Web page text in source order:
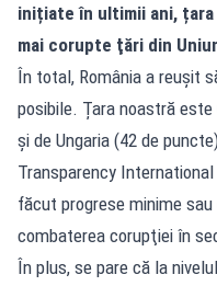
inițiate în ultimii ani,
mai corupte ţări din
În total, România a reușit
posibile. Țara noastră
şi de Ungaria (42 de
Transparency
făcut progrese minime
combaterea corupţiei în
În plus, se pare că la